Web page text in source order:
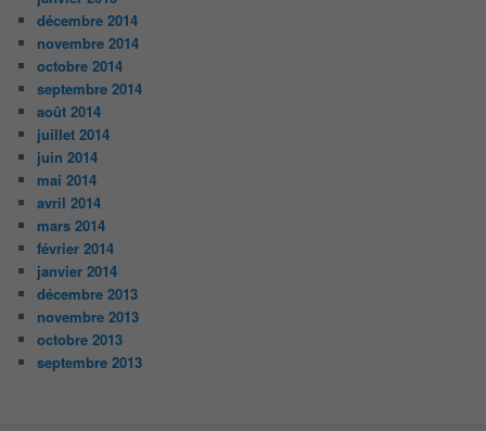
décembre 2014
novembre 2014
octobre 2014
septembre 2014
août 2014
juillet 2014
juin 2014
mai 2014
avril 2014
mars 2014
février 2014
janvier 2014
décembre 2013
novembre 2013
octobre 2013
septembre 2013